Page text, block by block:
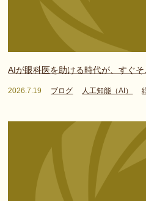
AIが眼科医を助ける時代が、すぐ
2026.7.19 ブログ 人工知能（AI）